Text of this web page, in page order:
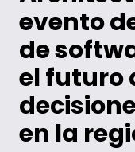
evento
de
el futuro
en la